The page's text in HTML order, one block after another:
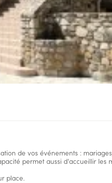
de vos événements :
permet aussi d'accueillir les
place.